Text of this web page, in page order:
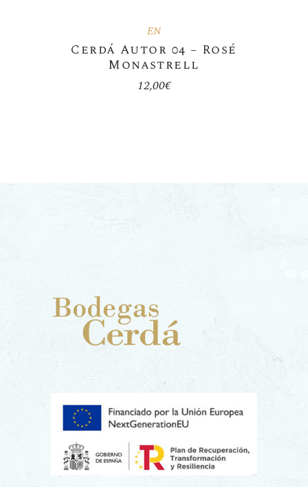
EN
Cerdá Autor 04 – Rosé
Monastrell
12,00€